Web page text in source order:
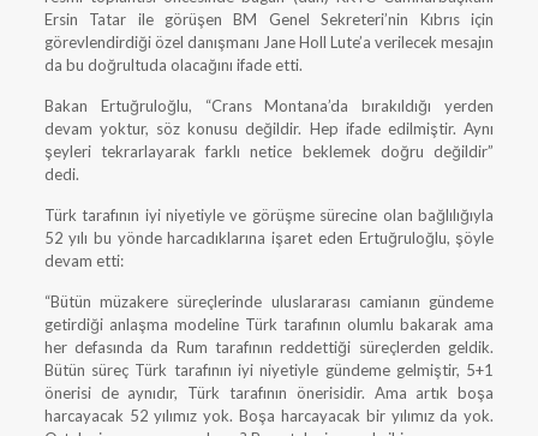
Ersin Tatar ile görüşen BM Genel Sekreteri’nin Kıbrıs için
görevlendirdiği özel danışmanı Jane Holl Lute’a verilecek mesajın
da bu doğrultuda olacağını ifade etti.
Bakan Ertuğruloğlu, “Crans Montana’da bırakıldığı yerden
devam yoktur, söz konusu değildir. Hep ifade edilmiştir. Aynı
şeyleri tekrarlayarak farklı netice beklemek doğru değildir”
dedi.
Türk tarafının iyi niyetiyle ve görüşme sürecine olan bağlılığıyla
52 yılı bu yönde harcadıklarına işaret eden Ertuğruloğlu, şöyle
devam etti:
“Bütün müzakere süreçlerinde uluslararası camianın gündeme
getirdiği anlaşma modeline Türk tarafının olumlu bakarak ama
her defasında da Rum tarafının reddettiği süreçlerden geldik.
Bütün süreç Türk tarafının iyi niyetiyle gündeme gelmiştir, 5+1
önerisi de aynıdır, Türk tarafının önerisidir. Ama artık boşa
harcayacak 52 yılımız yok. Boşa harcayacak bir yılımız da yok.